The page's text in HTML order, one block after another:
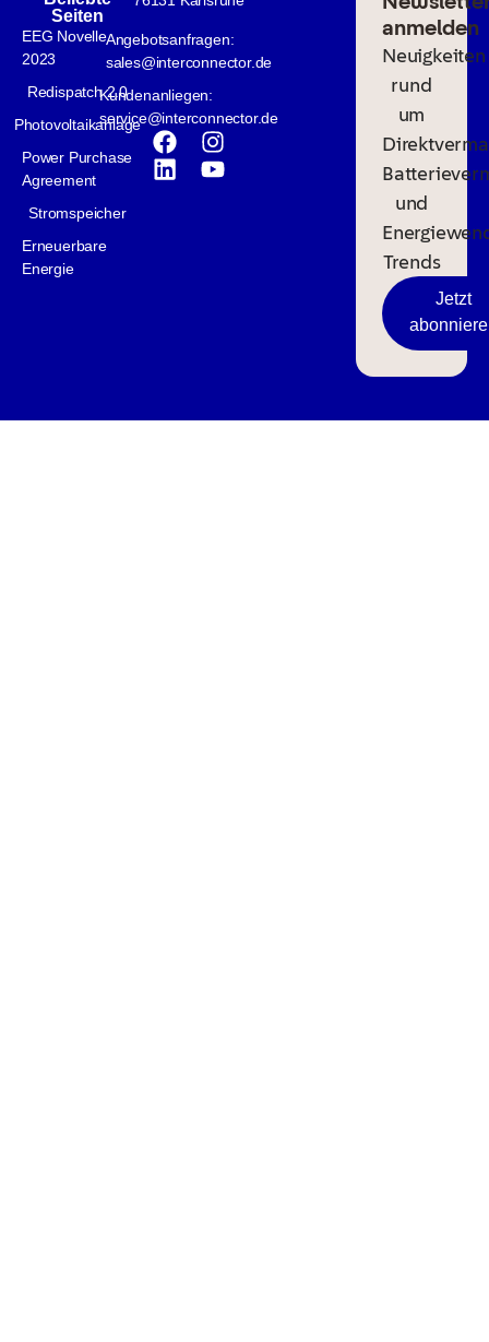
Seiten
EEG Novelle
2023
Redispatch 2.0
Photovoltaikanlage
Power Purchase
Agreement
Stromspeicher
Erneuerbare
Energie
Angebotsanfragen:
sales@interconnector.de
Kundenanliegen:
service@interconnector.de
anmelden
Neuigkeiten
rund
um
und
Trends
Jetzt